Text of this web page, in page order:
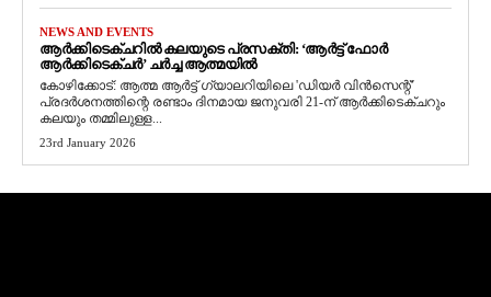
NEWS AND EVENTS
ആർക്കിടെക്ചറിൽ കലയുടെ പ്രസക്തി: ‘ആർട്ട് ഫോർ
ആർക്കിടെക്ചർ’ ചർച്ച ആത്മയിൽ
​കോഴിക്കോട്: ആത്മ ആർട്ട് ഗ്യാലറിയിലെ 'ഡിയർ വിൻസെന്റ്'
പ്രദർശനത്തിന്റെ രണ്ടാം ദിനമായ ജനുവരി 21-ന് ആർക്കിടെക്ചറും
കലയും തമ്മിലുള്ള...
23rd January 2026